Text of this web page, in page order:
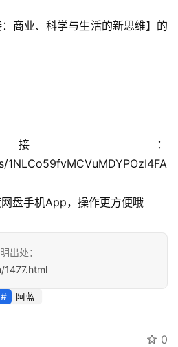
商业、科学与生活的新思维】的
：
盘手机App，操作更方便哦
出处：
1477.html
阿蓝
0